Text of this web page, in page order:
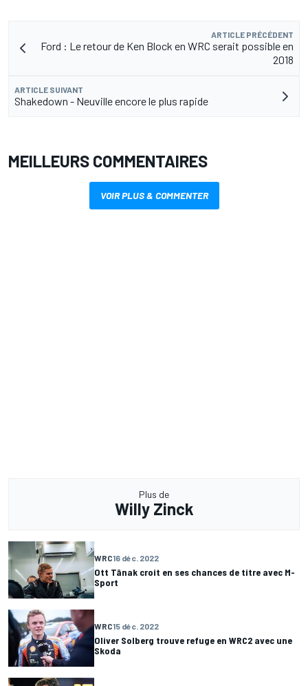
ARTICLE PRÉCÉDENT
Ford : Le retour de Ken Block en WRC serait possible en
2018
ARTICLE SUIVANT
Shakedown - Neuville encore le plus rapide
MEILLEURS COMMENTAIRES
VOIR PLUS & COMMENTER
Plus de
Willy Zinck
WRC16 déc. 2022
Ott Tänak croit en ses chances de titre avec M-
Sport
WRC15 déc. 2022
Oliver Solberg trouve refuge en WRC2 avec une
Skoda